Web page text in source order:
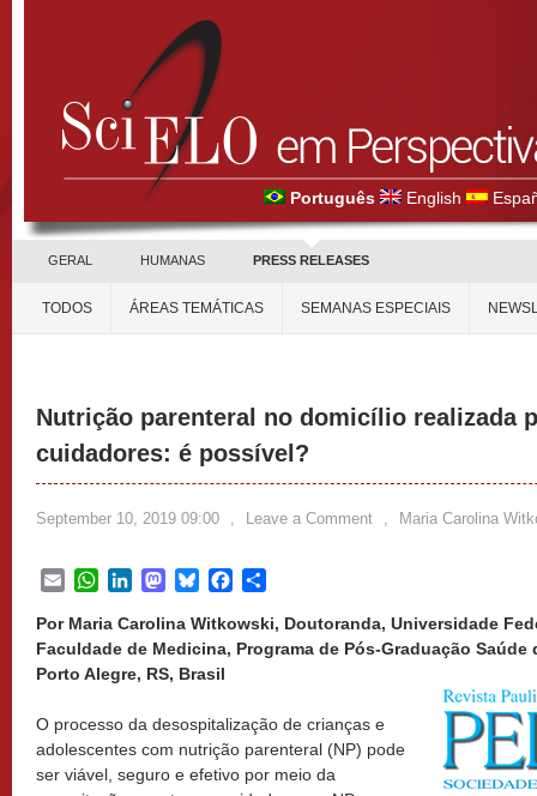
Português English
GERAL HUMANAS PRESS RELEASES
TODOS ÁREAS TEMÁTICAS SEMANAS ESPECIAIS
Nutrição parenteral no domicílio realizada
cuidadores: é possível?
September 10, 2019 09:00 , Leave a Comment , Maria Carolina
EmailWhatsApp
LinkedInMastodon
BlueskyFacebook
Por Maria Carolina Witkowski, Doutoranda, Universidade
Faculdade de Medicina, Programa de Pós-Graduação
Porto Alegre, RS, Brasil
O processo da desospitalização de crianças e
adolescentes com nutrição parenteral (NP) pode
ser viável, seguro e efetivo por meio da